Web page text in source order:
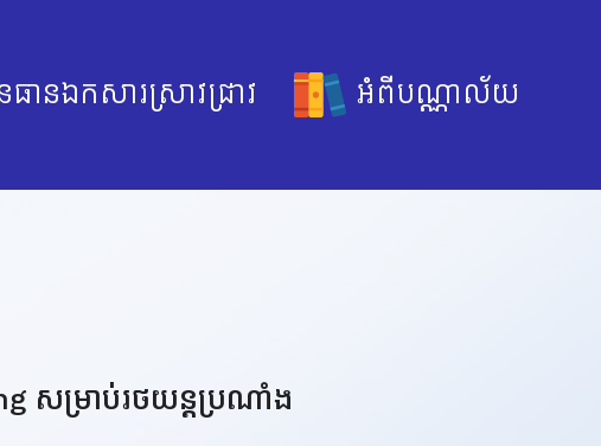
ធានឯកសារស្រាវជ្រាវ អំពីបណ្ណាល័យ
សម្រាប់រថយន្តប្រណាំង